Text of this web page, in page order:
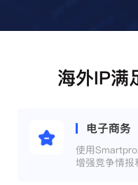
海外IP满
电子商务
使用
增强竞争情报